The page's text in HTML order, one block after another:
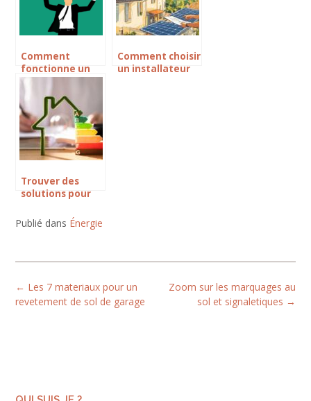
Comment
fonctionne un
systeme solaire
photovoltaique
?
Comment choisir
un installateur
Trouver des
solutions pour
efficacité
énergétique
Publié dans Énergie
Post
navigation
Zoom sur les marquages au
sol et signaletiques →
← Les 7 materiaux pour un
revetement de sol de garage